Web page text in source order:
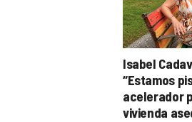
Isabel
“Estamos
acelerador
vivienda